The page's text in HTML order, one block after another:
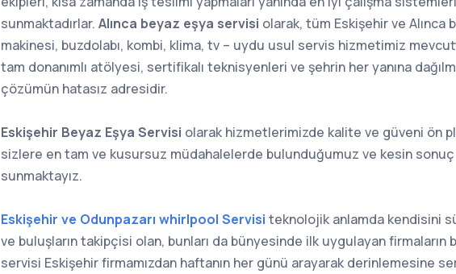
sunmaktadırlar. Alınca beyaz eşya servisi olarak, tüm Eskişehir ve Alınca
makinesi, buzdolabı, kombi, klima, tv – uydu usul servis hizmetimiz
tam donanımlı atölyesi, sertifikalı teknisyenleri ve şehrin her yanına
çözümün hatasız adresidir.
Eskişehir Beyaz Eşya Servisi olarak hizmetlerimizde kalite ve güveni ön
sizlere en tam ve kusursuz müdahalelerde bulunduğumuz ve kesin sonuç
sunmaktayız.
Eskişehir ve Odunpazarı whirlpool Servisi teknolojik anlamda kendisini
ve buluşların takipçisi olan, bunları da bünyesinde ilk uygulayan firmaların
servisi Eskişehir firmamızdan haftanın her günü arayarak derinlemesine